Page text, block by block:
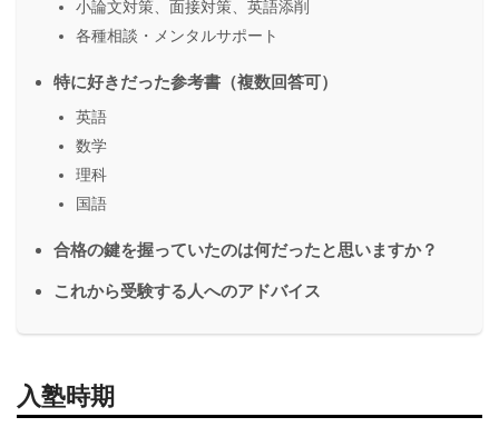
小論文対策、面接対策、英語添削
各種相談・メンタルサポート
特に好きだった参考書（複数回答可）
英語
数学
理科
国語
合格の鍵を握っていたのは何だったと思いますか？
これから受験する人へのアドバイス
入塾時期